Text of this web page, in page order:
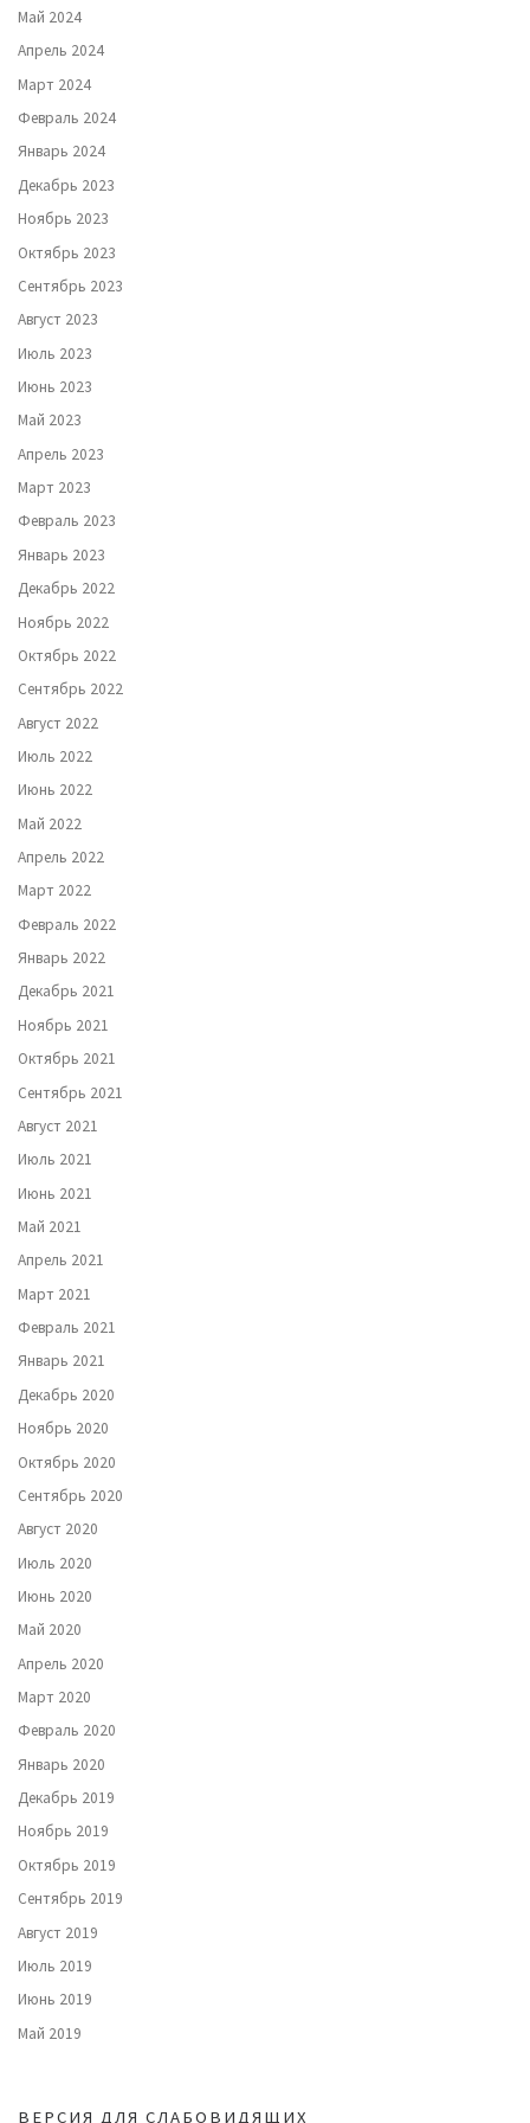
Май 2024
Апрель 2024
Март 2024
Февраль 2024
Январь 2024
Декабрь 2023
Ноябрь 2023
Октябрь 2023
Сентябрь 2023
Август 2023
Июль 2023
Июнь 2023
Май 2023
Апрель 2023
Март 2023
Февраль 2023
Январь 2023
Декабрь 2022
Ноябрь 2022
Октябрь 2022
Сентябрь 2022
Август 2022
Июль 2022
Июнь 2022
Май 2022
Апрель 2022
Март 2022
Февраль 2022
Январь 2022
Декабрь 2021
Ноябрь 2021
Октябрь 2021
Сентябрь 2021
Август 2021
Июль 2021
Июнь 2021
Май 2021
Апрель 2021
Март 2021
Февраль 2021
Январь 2021
Декабрь 2020
Ноябрь 2020
Октябрь 2020
Сентябрь 2020
Август 2020
Июль 2020
Июнь 2020
Май 2020
Апрель 2020
Март 2020
Февраль 2020
Январь 2020
Декабрь 2019
Ноябрь 2019
Октябрь 2019
Сентябрь 2019
Август 2019
Июль 2019
Июнь 2019
Май 2019
ВЕРСИЯ ДЛЯ СЛАБОВИДЯЩИХ